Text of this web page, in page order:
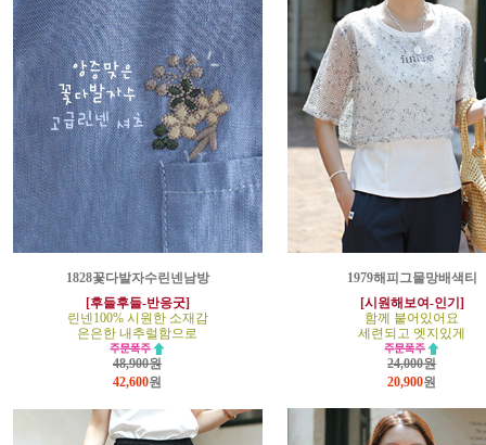
1828꽃다발자수린넨남방
[후들후들-반응굿]
린넨100% 시원한 소재감
은은한 내추럴함으로
48,900원
42,600원
1979해피그물망배색티
[시원해보여-인기]
함께 붙어있어요
세련되고 엣지있게
24,000원
20,900원